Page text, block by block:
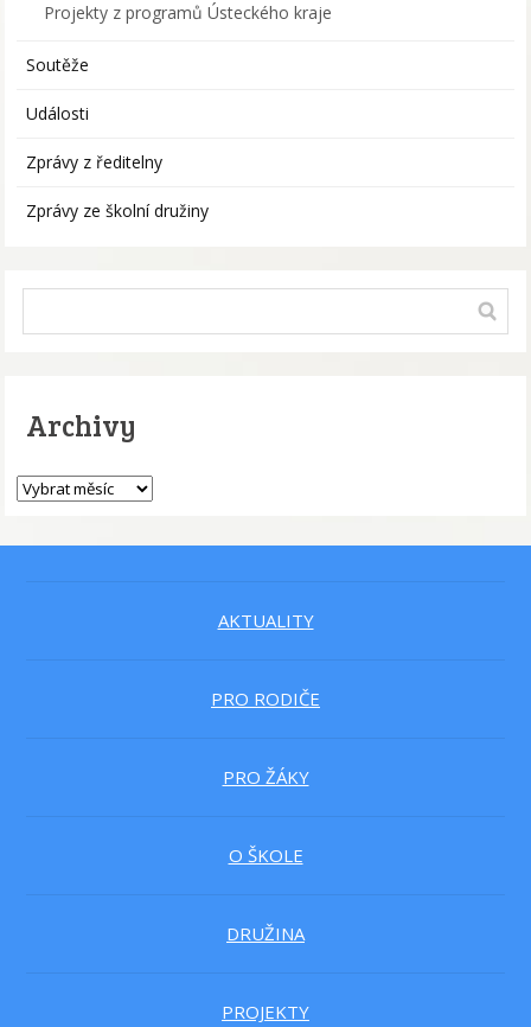
Projekty z programů Ústeckého kraje
Soutěže
Události
Zprávy z ředitelny
Zprávy ze školní družiny
Archivy
AKTUALITY
PRO RODIČE
PRO ŽÁKY
O ŠKOLE
DRUŽINA
PROJEKTY